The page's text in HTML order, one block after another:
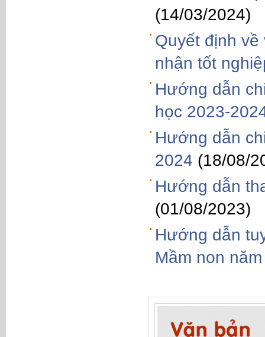
(14/03/2024)
Quyết định
nhận tốt
Hướng dẫn
học 2023-
Hướng dẫn
2024 (18/08/
Hướng dẫn
(01/08/2023)
Hướng dẫn
Mầm non